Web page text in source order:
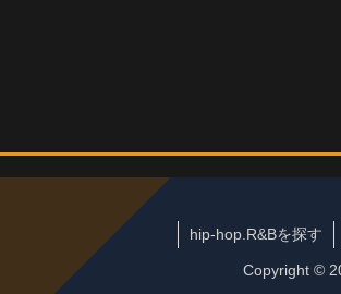
hip-hop.R&Bを探す
Copyright ©